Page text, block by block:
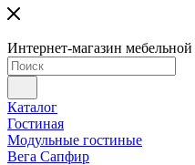
Интернет-магазин
Каталог
Гостиная
Модульные гостиные
Вега Сапфир